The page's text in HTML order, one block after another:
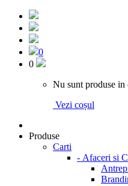
0
0
Nu sunt produse in
Vezi coșul
Produse
Carti
- Afaceri si